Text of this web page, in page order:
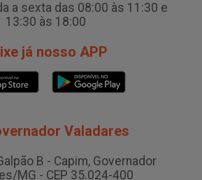
a sexta das 08:00 às 11:30 e
13:30 às 18:00
já nosso APP
Valadares
B - Capim, Governador
MG - CEP 35.024-400